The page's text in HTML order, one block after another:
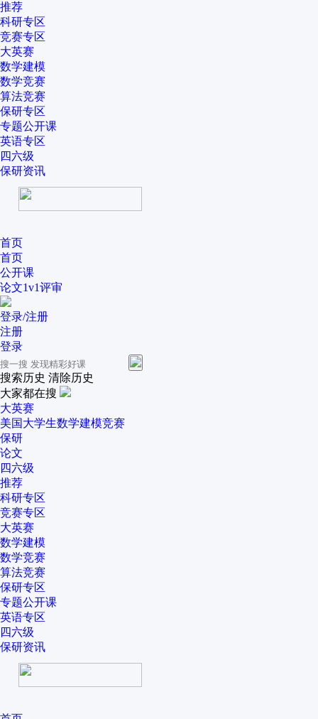
推荐
科研专区
竞赛专区
大英赛
数学建模
数学竞赛
算法竞赛
保研专区
专题公开课
英语专区
四六级
保研资讯
首页
首页
公开课
论文1v1评审
登录/注册
注册
登录
搜索历史 清除历史
大家都在搜
大英赛
美国大学生数学建模竞赛
保研
论文
四六级
推荐
科研专区
竞赛专区
大英赛
数学建模
数学竞赛
算法竞赛
保研专区
专题公开课
英语专区
四六级
保研资讯